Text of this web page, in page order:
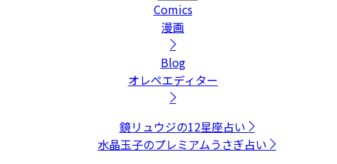
Comics
漫画
Blog
オレペエディター
鏡リュウジの12星座占い
水晶玉子のプレミアムうさぎ占い